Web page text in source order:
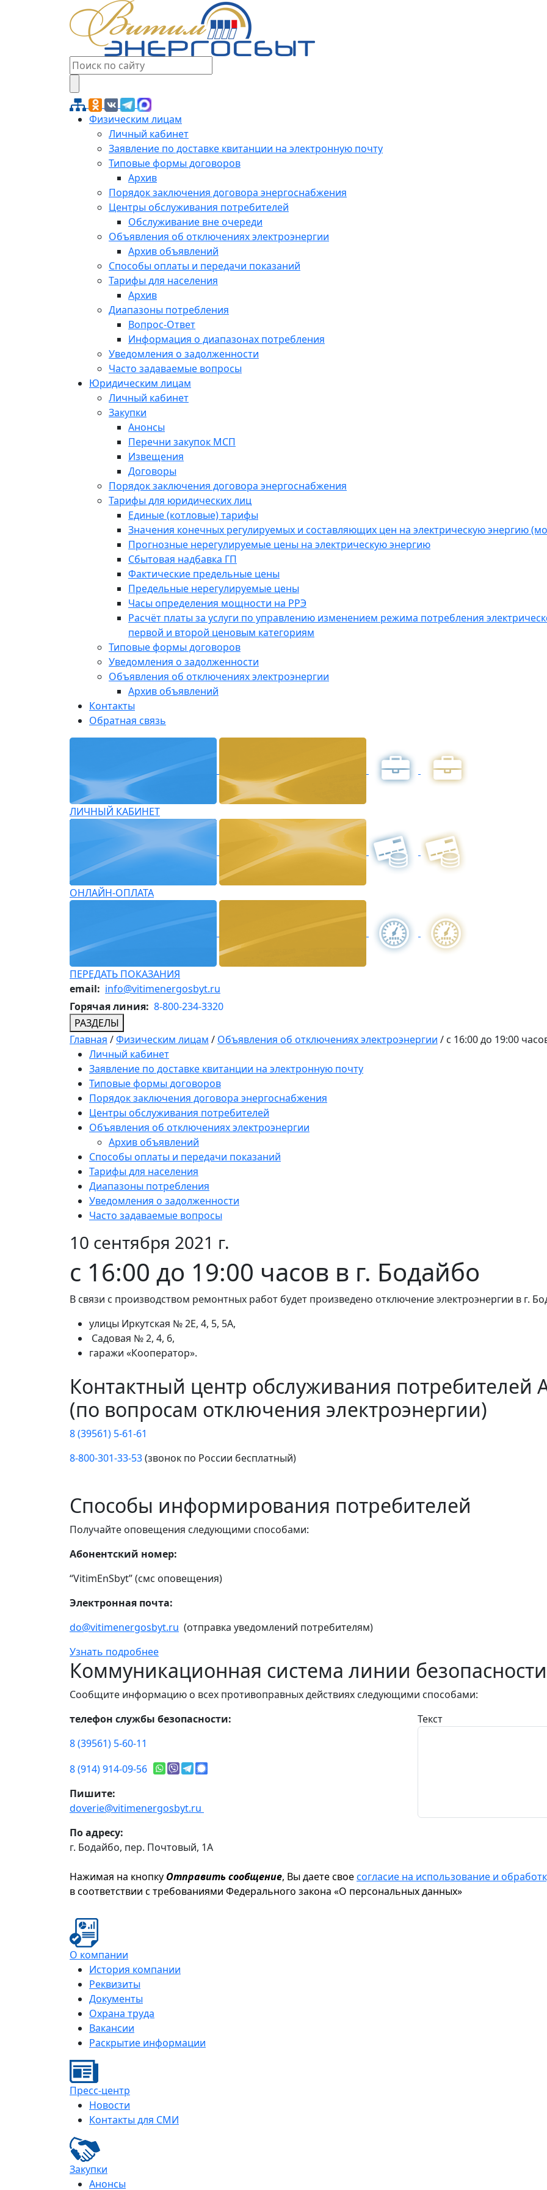
Физическим лицам
Личный кабинет
Заявление по доставке квитанции на электронную почту
Типовые формы договоров
Архив
Порядок заключения договора энергоснабжения
Центры обслуживания потребителей
Обслуживание вне очереди
Объявления об отключениях электроэнергии
Архив объявлений
Способы оплаты и передачи показаний
Тарифы для населения
Архив
Диапазоны потребления
Вопрос-Ответ
Информация о диапазонах потребления
Уведомления о задолженности
Часто задаваемые вопросы
Юридическим лицам
Личный кабинет
Закупки
Анонсы
Перечни закупок МСП
Извещения
Договоры
Порядок заключения договора энергоснабжения
Тарифы для юридических лиц
Единые (котловые) тарифы
Значения конечных регулируемых и составляющих цен на электрическую энергию
Прогнозные нерегулируемые цены на электрическую энергию
Сбытовая надбавка ГП
Фактические предельные цены
Предельные нерегулируемые цены
Часы определения мощности на РРЭ
Расчёт платы за услуги по управлению изменением режима потребления
первой и второй ценовым категориям
Типовые формы договоров
Уведомления о задолженности
Объявления об отключениях электроэнергии
Архив объявлений
Контакты
Обратная связь
ЛИЧНЫЙ КАБИНЕТ
ОНЛАЙН-ОПЛАТА
ПЕРЕДАТЬ ПОКАЗАНИЯ
email: info@vitimenergosbyt.ru
Горячая линия: 8-800-234-3320
РАЗДЕЛЫ
Главная /Физическим лицам / Объявления об отключениях электроэнергии / с 16:00 до 19:00
Личный кабинет
Заявление по доставке квитанции на электронную почту
Типовые формы договоров
Порядок заключения договора энергоснабжения
Центры обслуживания потребителей
Объявления об отключениях электроэнергии
Архив объявлений
Способы оплаты и передачи показаний
Тарифы для населения
Диапазоны потребления
Уведомления о задолженности
Часто задаваемые вопросы
10 сентября 2021 г.
с 16:00 до 19:00 часов в г. Бодайбо
В связи с производством ремонтных работ будет произведено отключение электроэнергии в г.
улицы Иркутская № 2Е, 4, 5, 5А,
Садовая № 2, 4, 6,
гаражи «Кооператор».
Контактный центр обслуживания потребителей
(по вопросам отключения электроэнергии)
8 (39561) 5-61-61
8-800-301-33-53(звонок по России бесплатный)
Способы информирования потребителей
Получайте оповещения следующими способами:
Абонентский номер:
“VitimEnSbyt” (смс оповещения)
Электронная почта:
do@vitimenergosbyt.ru (отправка уведомлений потребителям)
Узнать подробнее
Коммуникационная система линии безопасности
Сообщите информацию о всех противоправных действиях следующими способами:
телефон службы безопасности:
8 (39561) 5-60-11
8 (914) 914-09-56
Пишите:
doverie@vitimenergosbyt.ru
По адресу:
г. Бодайбо, пер. Почтовый, 1А
Текст
Нажимая на кнопку Отправить сообщение, Вы даете своесогласие на использование и
в соответствии с требованиями Федерального закона «О персональных данных»
О компании
История компании
Реквизиты
Документы
Охрана труда
Вакансии
Раскрытие информации
Пресс-центр
Новости
Контакты для СМИ
Закупки
Анонсы